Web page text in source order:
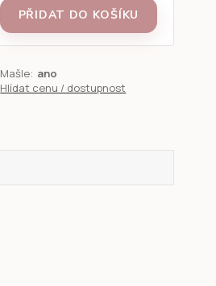
PŘIDAT DO KOŠÍKU
Mašle: ano
Hlídat cenu / dostupnost